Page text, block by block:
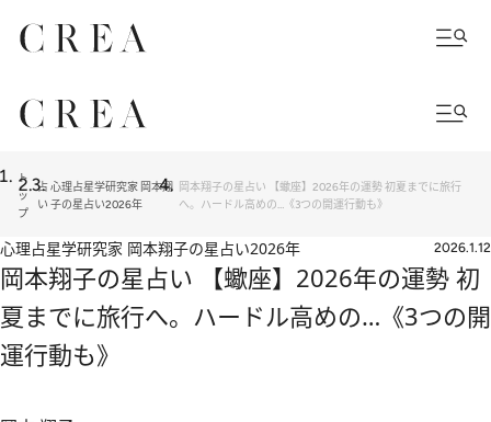
ト
ッ
プ
占
い
心理占星学研究家 岡本翔
子の星占い2026年
岡本翔子の星占い 【蠍座】2026年の運勢 初夏までに旅行
へ。ハードル高めの…《3つの開運行動も》
心理占星学研究家 岡本翔子の星占い2026年 2026.1.12
岡本翔子の星占い 【蠍座】2026年の運勢 初
夏までに旅行へ。ハードル高めの…《3つの開
運行動も》